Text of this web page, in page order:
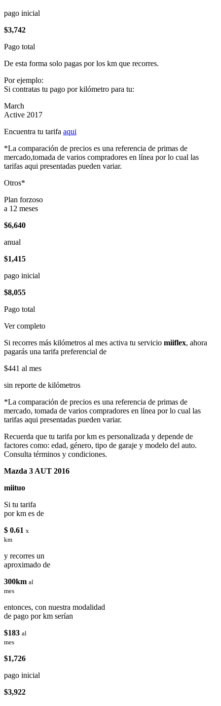
pago inicial
$3,742
Pago total
De esta forma solo pagas por los km que recorres.
Por ejemplo:
Si contratas tu pago por kilómetro para tu:
March
Active 2017
Encuentra tu tarifa aqui
*La comparación de precios es una referencia de primas de
mercado,tomada de varios compradores en línea por lo cual las
tarifas aqui presentadas pueden variar.
Otros*
Plan forzoso
a 12 meses
$6,640
anual
$1,415
pago inicial
$8,055
Pago total
Ver completo
Si recorres más kilómetros al mes activa tu servicio miiflex, ahora
pagarás una tarifa preferencial de
$441 al mes
sin reporte de kilómetros
*La comparación de precios es una referencia de primas de
mercado, tomada de varios compradores en línea por lo cual las
tarifas aqui presentadas pueden variar.
Recuerda que tu tarifa por km es personalizada y depende de
factores como: edad, género, tipo de garaje y modelo del auto.
Consulta términos y condiciones.
Mazda 3 AUT 2016
miituo
Si tu tarifa
por km es de
$ 0.61 x
km
y recorres un
aproximado de
300km al
mes
entonces, con nuestra modalidad
de pago por km serían
$183 al
mes
$1,726
pago inicial
$3,922